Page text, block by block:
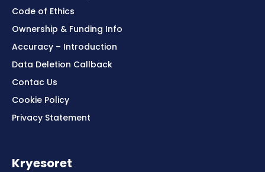
Code of Ethics
Ownership & Funding Info
Accuracy – Introduction
Data Deletion Callback
Contac Us
Cookie Policy
Privacy Statement
Kryesoret